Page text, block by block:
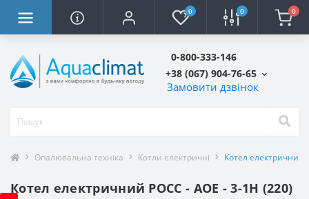
0 0 0
0-800-333-146
+38 (067) 904-76-65
Замовити дзвінок
Опалювальна техніка Котли електричні Котел електричний
Котел електричний РОСС - АОЕ - 3-1Н (220)